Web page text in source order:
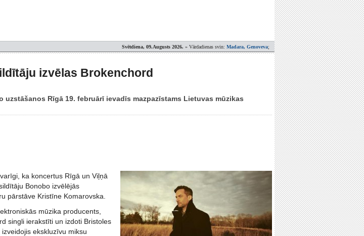
Svētdiena, 09.Augusts 2026. » Vārdadienas svin: Madara, Genoveva;
izvēlas Brokenchord
Rīgā 19. februārī ievadīs mazpazīstams Lietuvas mūzikas
ka koncertus Rīgā un Viļņā
Bonobo izvēlējās
pārstāve Kristīne Komarovska.
mūzika producents,
singli ierakstīti un izdoti Bristoles
ekskluzīvu miksu